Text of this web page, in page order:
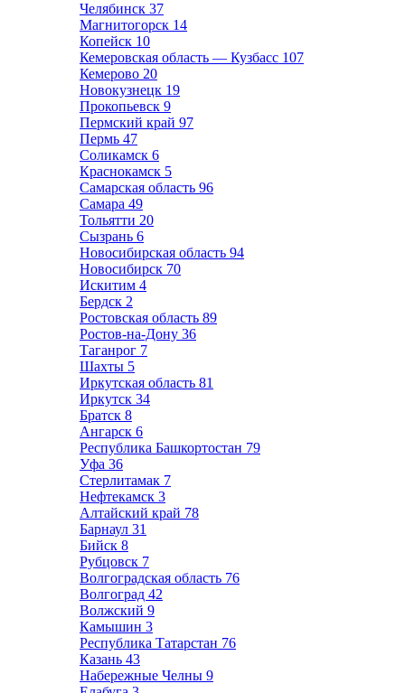
Челябинск 37
Магнитогорск 14
Копейск 10
Кемеровская область — Кузбасс 107
Кемерово 20
Новокузнецк 19
Прокопьевск 9
Пермский край 97
Пермь 47
Соликамск 6
Краснокамск 5
Самарская область 96
Самара 49
Тольятти 20
Сызрань 6
Новосибирская область 94
Новосибирск 70
Искитим 4
Бердск 2
Ростовская область 89
Ростов-на-Дону 36
Таганрог 7
Шахты 5
Иркутская область 81
Иркутск 34
Братск 8
Ангарск 6
Республика Башкортостан 79
Уфа 36
Стерлитамак 7
Нефтекамск 3
Алтайский край 78
Барнаул 31
Бийск 8
Рубцовск 7
Волгоградская область 76
Волгоград 42
Волжский 9
Камышин 3
Республика Татарстан 76
Казань 43
Набережные Челны 9